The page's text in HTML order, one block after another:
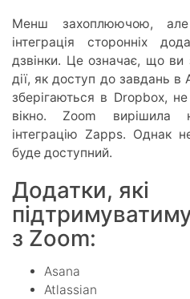
Менш захоплюючою,
інтеграція сторонніх
дзвінки. Це означає, що ви
дії, як доступ до завдань
зберігаються в Dropbox,
вікно. Zoom вирішила
інтеграцію Zapps. Однак
буде доступний.
Додатки, які
з Zoom:
Asana
Atlassian